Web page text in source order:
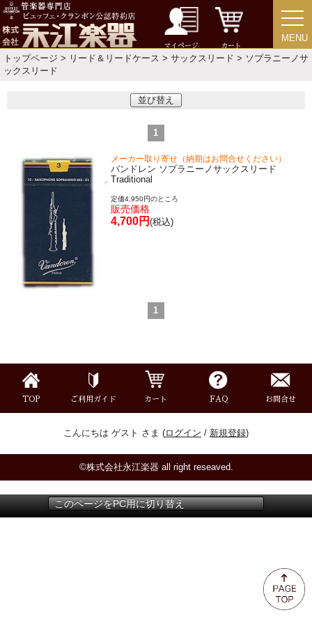
マイページ カート
MENU
MENU
トップページ > リード＆リードケース > サックスリード > ソプラニーノサ
ックスリード
並び替え
1
メーカー取り寄せ（納期はお問合せください）
バンドレン ソプラニーノサックスリード
Traditional
定価4,950円のところ
販売価格
4,700円 (税込)
1
TOP ご利用ガイド カート FAQ お問合せ
こんにちは ゲスト さま (ログイン / 新規登録)
©株式会社永江楽器 all right reseaved.
チューバ
リード＆リードケース
マウスピース＆ポーチ
リガチャー＆キャップ
ストラップ
楽器ケース＆ケースカバー
楽器スタンド
このページをPC用に切り替え